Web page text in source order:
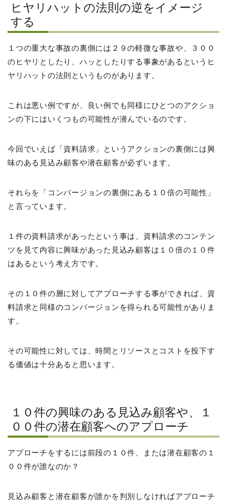
ヒヤリハットの法則の逆をイメージ
する
１つの重大な事故の裏側には２９の軽微な事故や、３００
のヒヤリとしたり、ハッとしたりする事象があるというヒ
ヤリハットの法則というものがあります。
これは悪い例ですが、良い例でも同様にひとつのアクショ
ンの下にはいくつもの可能性が潜んでいるのです。
今回でいえば「資料請求」というアクションの裏側には興
味のある見込み顧客や潜在顧客が必ずいます。
それらを「コンバージョンの裏側にある１０倍の可能性」
と言っています。
１件の資料請求があったという事は、資料請求のコンテン
ツを見て内容に興味があった見込み顧客は１０倍の１０件
はあるという考え方です。
その１０件の層に対してアプローチする事ができれば、資
料請求と同様のコンバージョンを得られる可能性がありま
す。
その可能性に対しては、時間とリソースとコストを投下す
る価値は十分あると思います。
１０件の興味のある見込み顧客や、１
００件の潜在顧客へのアプローチ
アプローチをするには前段の１０件、または潜在顧客の１
００件が誰なのか？
見込み顧客と潜在顧客が誰かを判別しなければアプローチ